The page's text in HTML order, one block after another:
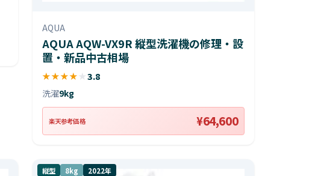
AQUA
AQUA AQW-VX9R 縦型洗濯機の修理・設
置・新品中古相場
★★★★ ★ 3.8
洗濯9kg
楽天参考価格 ¥64,600
縦型 8kg 2022年